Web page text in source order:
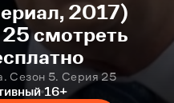
2017)
смотреть
Сезон 5. Серия 25
16+